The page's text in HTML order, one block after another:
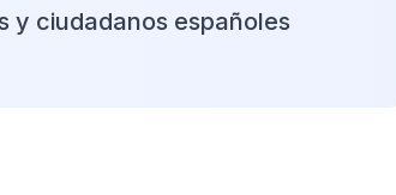
y ciudadanos españoles